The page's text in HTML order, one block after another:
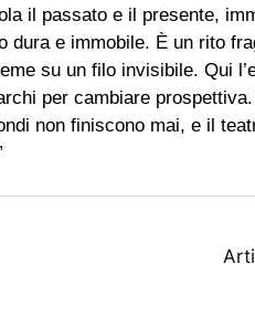
il passato e il presente,
e immobile. È un rito
su un filo invisibile. Qui
per cambiare prospettiva.
non finiscono mai, e il